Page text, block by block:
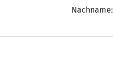
Nachname: